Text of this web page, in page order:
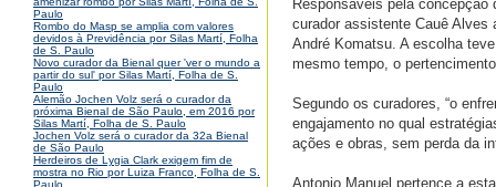
Paulo
Rombo do Masp se amplia com valores
devidos à Previdência por Silas Martí, Folha
de S. Paulo
Novo curador da Bienal quer 'ver o mundo a
partir do sul' por Silas Martí, Folha de S.
Paulo
Alemão Jochen Volz será o curador da
próxima Bienal de São Paulo, em 2016 por
Silas Martí, Folha de S. Paulo
Jochen Volz será o curador da 32a Bienal
de São Paulo
Herdeiros de Lygia Clark exigem fim de
mostra no Rio por Luiza Franco, Folha de S.
Responsáveis pela concepção
curador assistente Cauê Alves
André Komatsu. A escolha
mesmo tempo, o
Segundo os curadores, “o
engajamento no qual
ações e obras, sem perda da
Antonio Manuel pertence a